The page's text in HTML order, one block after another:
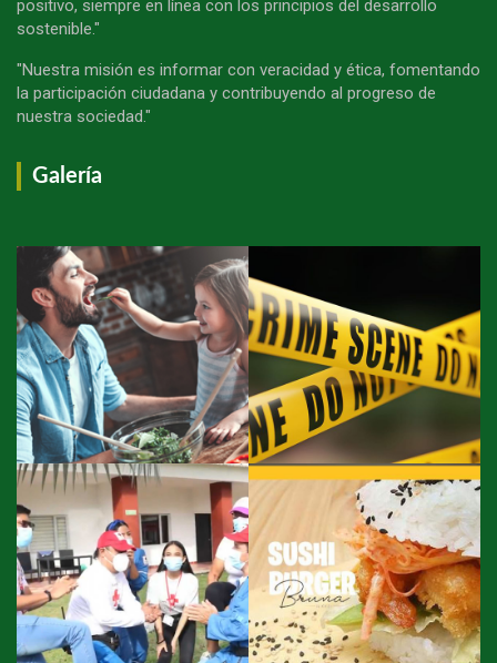
positivo, siempre en línea con los principios del desarrollo
sostenible."
"Nuestra misión es informar con veracidad y ética, fomentando
la participación ciudadana y contribuyendo al progreso de
nuestra sociedad."
Galería